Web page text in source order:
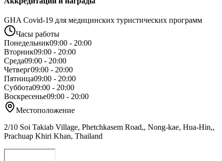
GHA Covid-19 для медицинских туристических программ
Часы работы
Понедельник09:00 - 20:00
Вторник09:00 - 20:00
Среда09:00 - 20:00
Четверг09:00 - 20:00
Пятница09:00 - 20:00
Суббота09:00 - 20:00
Воскресенье09:00 - 20:00
Местоположение
2/10 Soi Takiab Village, Phetchkasem Road,, Nong-kae, Hua-Hin,,
Prachuap Khiri Khan, Thailand